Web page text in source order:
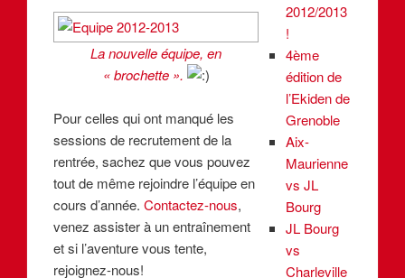
La nouvelle équipe, en
« brochette ».
Pour celles qui ont manqué les
sessions de recrutement de la
rentrée, sachez que vous pouvez
tout de même rejoindre l’équipe en
cours d’année.Contactez-nous,
venez assister à un entraînement
et si l’aventure vous tente,
rejoignez-nous!
2012/2013
!
4ème
édition de
l’Ekiden de
Grenoble
Aix-
Maurienne
vs JL
Bourg
JL Bourg
vs
Charleville